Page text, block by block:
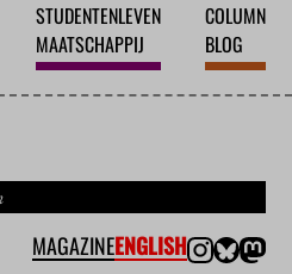
STUDENTENLEVEN
MAATSCHAPPIJ
COLUMN
BLOG
MAGAZINEENGLISH